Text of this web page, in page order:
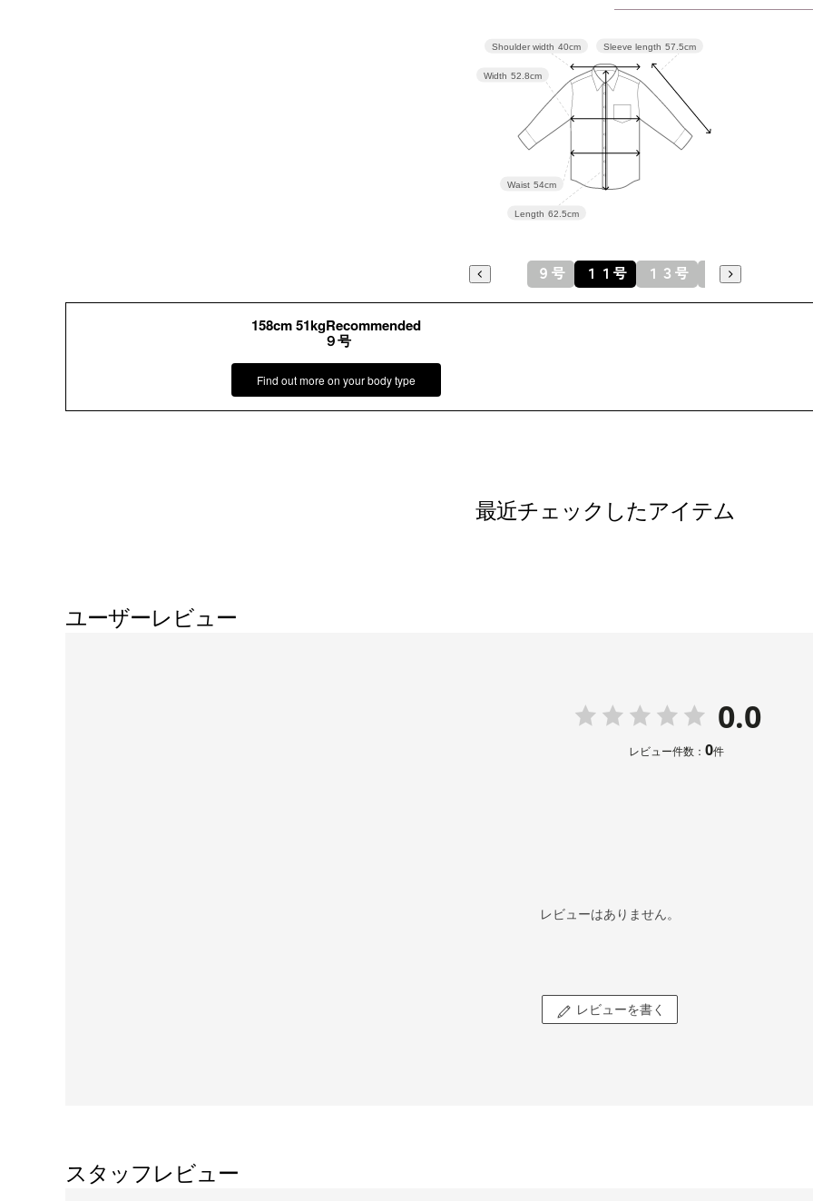
13号
15号
その他
パンツ /
Sleeve length 57.5cm
Length 62.5cm
Waist 54cm
Width 52.8cm
Shoulder width 40cm
９号 １１号 １３号 １５号
158cm 51kgRecommended
９号
Find out more on your body type
最近チェックしたアイテム
ユーザーレビュー
0.0
レビュー件数： 0件
レビューはありません。
レビューを書く
スタッフレビュー